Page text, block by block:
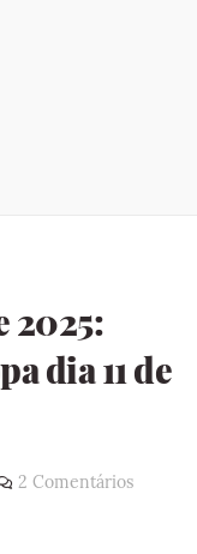
2025:
dia 11 de
2 Comentários